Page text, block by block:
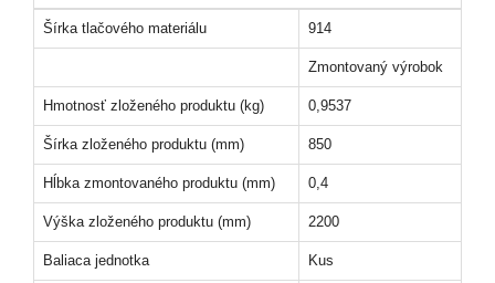
Šírka tlačového materiálu 914
Zmontovaný výrobok
Hmotnosť zloženého produktu (kg) 0,9537
Šírka zloženého produktu (mm) 850
Hĺbka zmontovaného produktu (mm) 0,4
Výška zloženého produktu (mm) 2200
Baliaca jednotka Kus